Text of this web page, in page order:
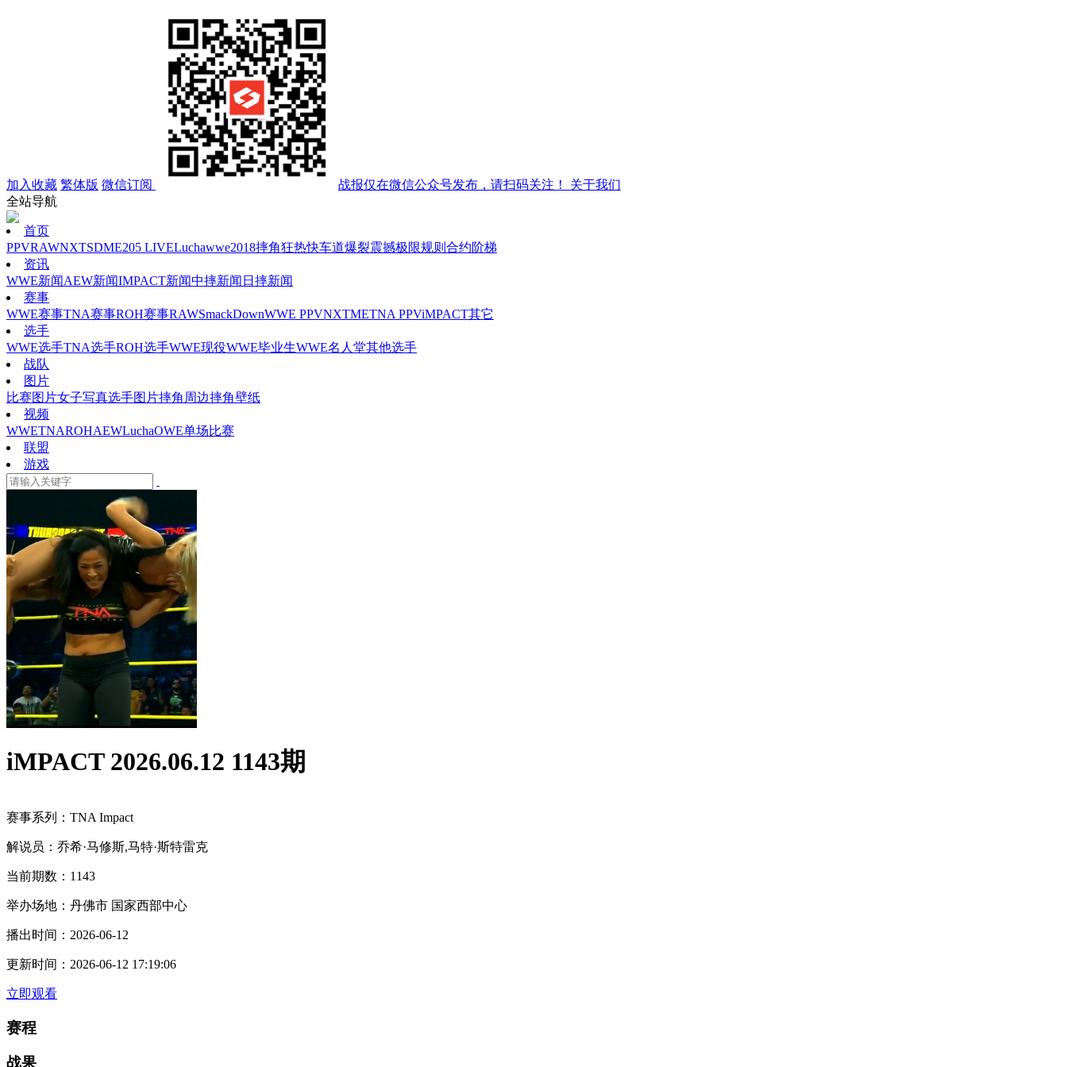
加入收藏 繁体版 微信订阅 战报仅在微信公众号发布，请扫码关注！ 关于我们
全站导航
首页
PPVRAWNXTSDME205 LIVELuchawwe2018摔角狂热快车道爆裂震撼极限规则 合约阶梯
资讯
WWE新闻AEW新闻IMPACT新闻中摔新闻 日摔新闻
赛事
WWE赛事TNA赛事ROH赛事RAWSmackDownWWE PPVNXTMETNA PPViMPACT其它
选手
WWE选手TNA选手ROH选手WWE现役WWE毕业生WWE名人堂其他选手
战队
图片
比赛图片女子写真选手图片摔角周边摔角壁纸
视频
WWETNAROHAEWLuchaOWE单场比赛
联盟
游戏
iMPACT 2026.06.12 1143期
赛事系列： TNA Impact
解说员： 乔希·马修斯,马特·斯特雷克
当前期数： 1143
举办场地： 丹佛市 国家西部中心
播出时间： 2026-06-12
更新时间： 2026-06-12 17:19:06
立即观看
赛程
战果